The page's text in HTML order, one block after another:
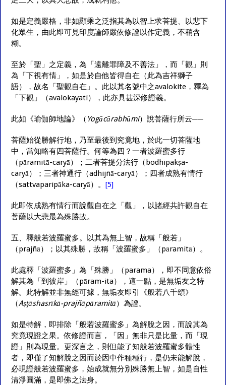
如是定義嚴格，非如顯乘之泛指其為以智上求菩提、以悲下
化眾生，由此即可見印度論師嚴依修證以作定義，不稍含
糊。
至於「聖」之定義，為「遠離罪障及不善法」，而「觀」則
為「下視有情」，如是於自他皆得自在（此為吉祥獅子
語），故名「聖觀自在」。此以其名號中之avalokite，釋為
「下觀」（avalokayati），此亦具甚深修證義。
此如《瑜伽師地論》（ Yogācārabhūmi）說菩薩行所云──
菩薩始從勝解行地，乃至最後到究竟地，於此一切菩薩地
中，當知略有四菩薩行。何等為四？一者波羅蜜多行
（pāramitā-caryā）；二者菩提分法行（bodhipakṣa-
caryā）；三者神通行（adhijñā-caryā）；四者成熟有情行
（sattvaparipāka-caryā）。[5]
此即依成熟有情行而說觀自在之「觀」，以諸經共許觀自在
菩薩以大悲最為殊勝故。
五、釋般若波羅蜜多。以其為無上智，故稱「般若」
（prajñā）；以其殊勝，故稱「波羅蜜多」（pāramitā）。
此處釋「波羅蜜多」為「殊勝」（parama），即不同意依俗
解其為「到彼岸」（pāram-ita），這一點，是無垢友之特
解。此特解並非無經可據，無垢友即引《般若八千頌》
（Aṣţāshasrīkā-prajñāpāramitā）為證。
如是特解，即排除「般若波羅蜜多」為解脫之因，而說其為
究竟現證之果。依修證而言，「因」無非只是比量，而「現
證」則為現量。更深言之，則但能了知般若波羅蜜多體性
者，即僅了知解脫之因而於因中作種種行，是仍未能解脫，
必現證般若波羅蜜多，始成就無分別殊勝無上智，如是自性
清淨圓滿，是即佛之法身。